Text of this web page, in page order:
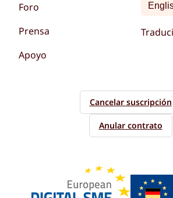
Foro
Prensa
Apoyo
Cancelar suscripción
Anular contrato